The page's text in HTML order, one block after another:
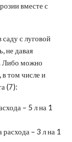
вместе с
саду с луговой
не давая
Либо можно
том числе и
(7):
– 5 л на 1
– 3 л на 1